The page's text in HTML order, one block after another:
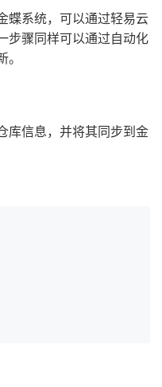
蝶系统，可以通过轻易云
步骤同样可以通过自动化
库信息，并将其同步到金